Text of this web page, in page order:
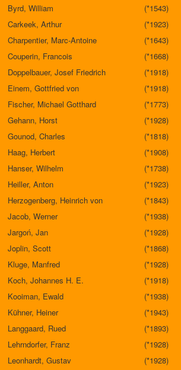
Byrd, William
(*1543)
Carkeek, Arthur
(*1923)
Charpentier, Marc-Antoine
(*1643)
Couperin, Francois
(*1668)
Doppelbauer, Josef Friedrich
(*1918)
Einem, Gottfried von
(*1918)
Fischer, Michael Gotthard
(*1773)
Gehann, Horst
(*1928)
Gounod, Charles
(*1818)
Haag, Herbert
(*1908)
Hanser, Wilhelm
(*1738)
Heiller, Anton
(*1923)
Herzogenberg, Heinrich von
(*1843)
Jacob, Werner
(*1938)
Jargoń, Jan
(*1928)
Joplin, Scott
(*1868)
Kluge, Manfred
(*1928)
Koch, Johannes H. E.
(*1918)
Kooiman, Ewald
(*1938)
Kühner, Heiner
(*1943)
Langgaard, Rued
(*1893)
Lehrndorfer, Franz
(*1928)
Leonhardt, Gustav
(*1928)